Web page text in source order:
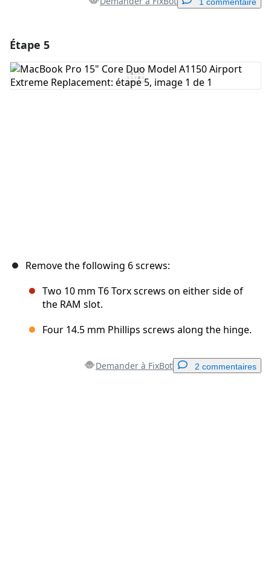
Ajouter un commentaire
Étape 5
Remove the following 6 screws:
Two 10 mm T6 Torx screws on either side of
the RAM slot.
Four 14.5 mm Phillips screws along the hinge.
Demander à FixBot 2 commentaires